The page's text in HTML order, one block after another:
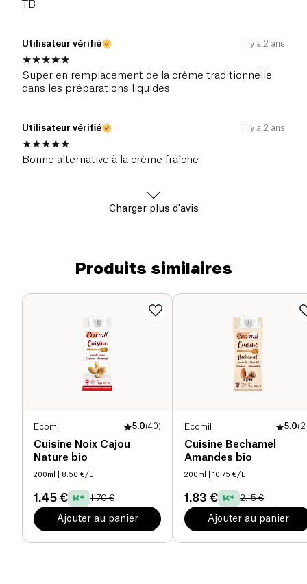
TB
Utilisateur vérifié il y a 2 ans
Super en remplacement de la crème traditionnelle
dans les préparations liquides
Utilisateur vérifié il y a 2 ans
Bonne alternative à la crème fraîche
Charger plus d'avis
Produits similaires
Ecomil 5.0(40)
Cuisine Noix Cajou
Nature bio
200ml | 8.50 €/L
1.45 € 1.70 €
Ajouter au panier
Ecomil 5.0(
Cuisine Bechamel
Amandes bio
200ml | 10.75 €/L
1.83 € 2.15 €
Ajouter au panier